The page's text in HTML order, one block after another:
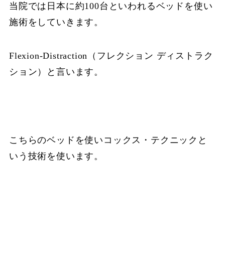
当院では日本に約100台といわれるベッドを使い
施術をしていきます。
Flexion-Distraction（フレクション ディストラク
ション）と言います。
こちらのベッドを使いコックス・テクニックと
いう技術を使います。